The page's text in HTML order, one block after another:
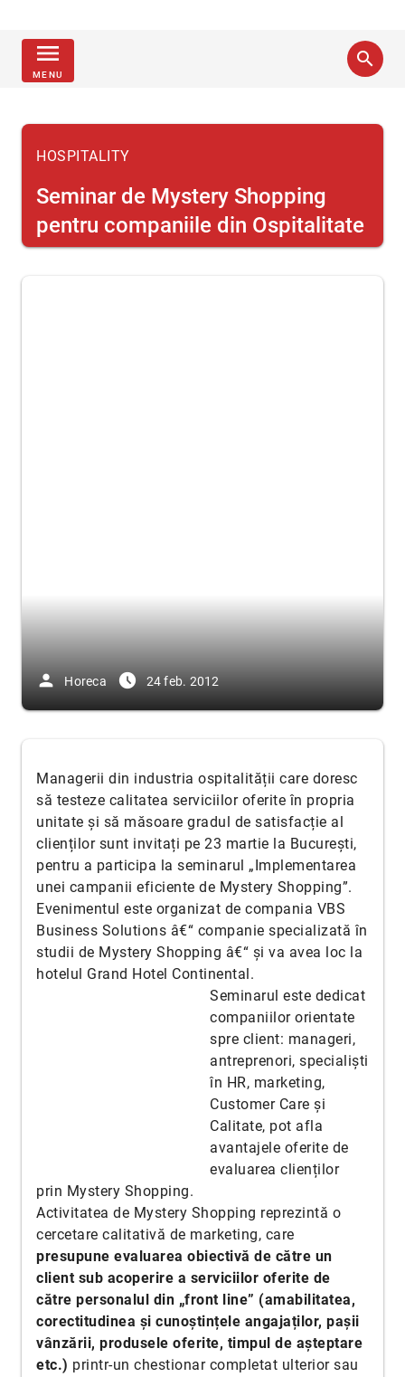
menu
MENU
search
HOSPITALITY
Seminar de Mystery Shopping
pentru companiile din Ospitalitate
person Horeca access_time_filled 24 feb. 2012
Managerii din industria ospitalității care doresc
să testeze calitatea serviciilor oferite în propria
unitate și să măsoare gradul de satisfacție al
clienților sunt invitați pe 23 martie la București,
pentru a participa la seminarul „Implementarea
unei campanii eficiente de Mystery Shopping”.
Evenimentul este organizat de compania VBS
Business Solutions â€“ companie specializată în
studii de Mystery Shopping â€“ și va avea loc la
hotelul Grand Hotel Continental.
Seminarul este dedicat
companiilor orientate
spre client: manageri,
antreprenori, specialiști
în HR, marketing,
Customer Care și
Calitate, pot afla
avantajele oferite de
evaluarea clienților
prin Mystery Shopping.
Activitatea de Mystery Shopping reprezintă o
cercetare calitativă de marketing, care
presupune evaluarea obiectivă de către un
client sub acoperire a serviciilor oferite de
către personalul din „front line” (amabilitatea,
corectitudinea și cunoștințele angajaților, pașii
vânzării, produsele oferite, timpul de așteptare
etc.) printr-un chestionar completat ulterior sau